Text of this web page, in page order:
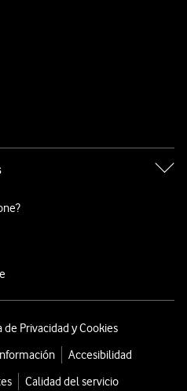
de Privacidad y Cookies
Accesibilidad
Calidad del servicio